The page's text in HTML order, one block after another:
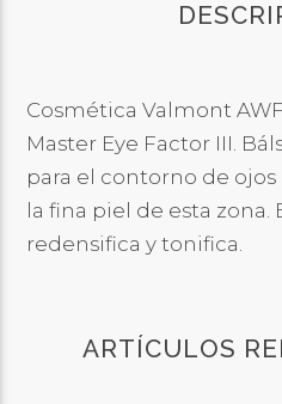
Cosmética Valmont
Master Eye Factor III.
para el contorno de
la fina piel de esta zona.
redensifica y tonifica.
ARTÍCULOS